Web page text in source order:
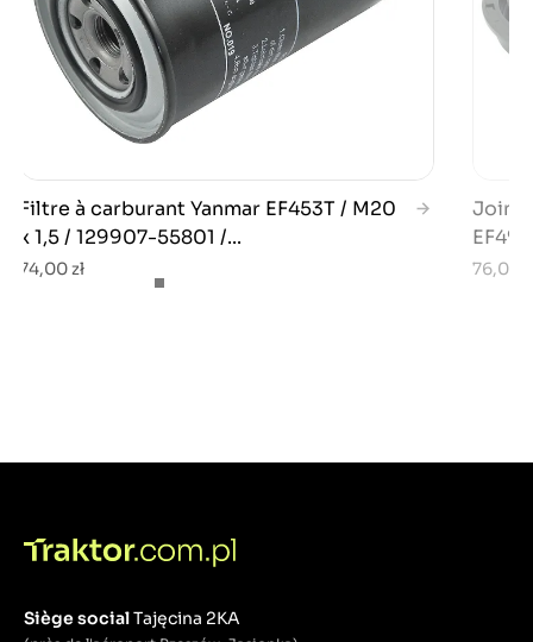
Filtre à carburant Yanmar EF453T / M20
x 1,5 / 129907-55801 /...
74,00 zł
Joint
76,00
Siège socialTajęcina 2KA